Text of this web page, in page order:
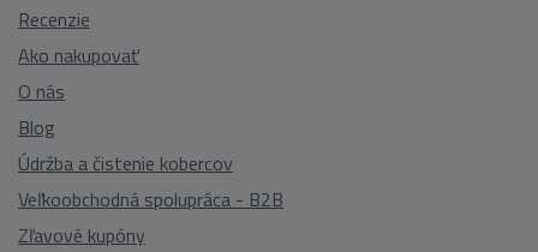
Recenzie
Ako nakupovať
O nás
Blog
Údržba a čistenie kobercov
Veľkoobchodná spolupráca - B2B
Zľavové kupóny